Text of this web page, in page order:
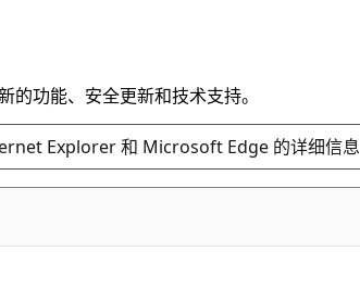
功能、安全更新和技术支持。
Explorer 和 Microsoft Edge 的详细信息